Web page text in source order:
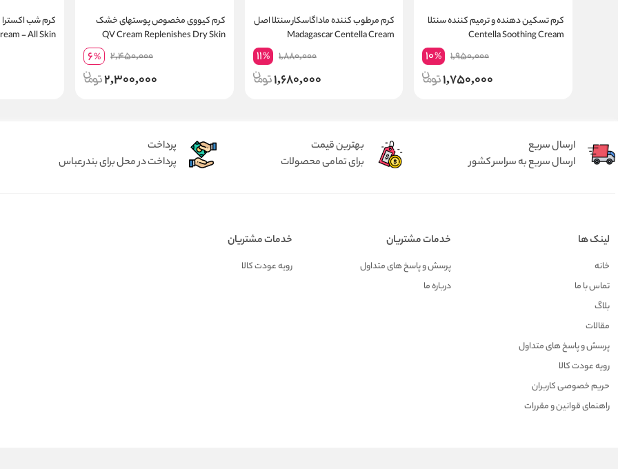
کرم تسکین دهنده و ترمیم کننده سنتلا
Centella Soothing Cream
1,950,000
10%
1,750,000
کرم مرطوب کننده ماداگاسکار سنتلا اصل
Madagascar Centella Cream
1,880,000
11%
1,680,000
کرم کیووی مخصوص پوستهای خشک
QV Cream Replenishes Dry Skin
2,450,000
6%
2,300,000
- All Skin
ارسال سریع
ارسال سریع به سراسر کشور
بهترین قیمت
برای تمامی محصولات
پرداخت
پرداخت در محل برای بندرعباس
لینک ها
خانه
تماس با ما
بلاگ
مقالات
پرسش و پاسخ های متداول
رویه عودت کالا
حریم خصوصی کاربران
راهنمای قوانین و مقررات
خدمات مشتریان
پرسش و پاسخ های متداول
درباره ما
خدمات مشتریان
رویه عودت کالا